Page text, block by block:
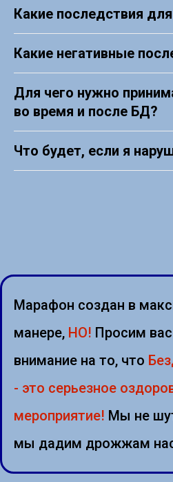
Какие последствия
Какие негативные
Для чего нужно
во время и после БД?
Что будет, если я
Марафон создан в
манере, НО! Просим
внимание на то, что
- это серьезное
мероприятие! Мы не
мы дадим дрожжам